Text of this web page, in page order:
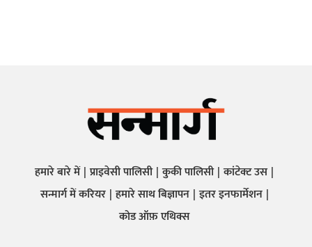
हमारे बारे में प्राइवेसी पालिसी कुकी पालिसी कांटेक्ट उस
सन्मार्ग में करियर हमारे साथ बिज्ञापन इतर इनफार्मेशन
कोड ऑफ़ एथिक्स